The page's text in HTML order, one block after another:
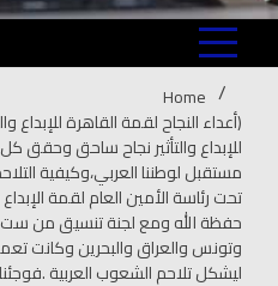
Home
(أعداء النجاح لقمة القاهرة
للإبداع والتأثير نجاح ساحق وحقق
مستقبل لوطننا العربي،وكيفية
تحت رئاسة الأمين العام لقمة
حفظة الله ومع لجنة تنسيق من
وتونس والعراق والبحرين وكانت
ليشكل تلاحم الشعوب العربية